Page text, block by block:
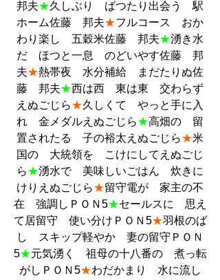
邦夫★久しぶり　ばつたり出会う　駅
ホーム佐藤　邦夫★フルコース　おか
わり楽し　五穀米佐藤　邦夫★湧き水
だ　ほつと一息　のどいやす佐藤　邦
夫★熱帯夜　水分補給　まだたりぬ佐
藤　邦夫★西は西　東は東　交わらず
えぬごじら★久しくて　やっと手に入
れ　金メダルえぬごじら★高畑の　留
置されたる　子の裕太えぬごじら★米
国の　大統領を　こけにしてえぬごじ
ら★湧水で　美味しいごはん　炊きに
けりえぬごじら★留守電が　家主の不
在　強調しＰＯＮ5★セールスに　思え
て居留守　使い分けＰＯＮ5★羽根のば
し　スキップ軽やか　妻の留守ＰＯＮ
5★元気湧く　祖母の十八番の　煮っ転
がしＰＯＮ5★わだかまり　水に流し